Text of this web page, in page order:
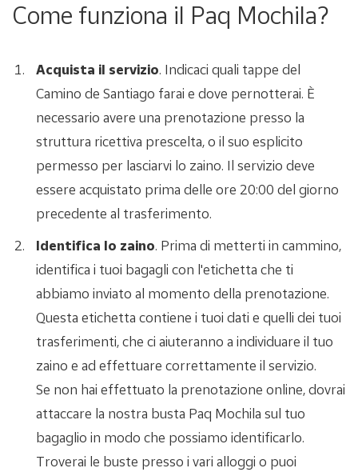
Come funziona il Paq Mochila?
Acquista il servizio. Indicaci quali tappe del
Camino de Santiago farai e dove pernotterai. È
necessario avere una prenotazione presso la
struttura ricettiva prescelta, o il suo esplicito
permesso per lasciarvi lo zaino. Il servizio deve
essere acquistato prima delle ore 20:00 del giorno
precedente al trasferimento.
Identifica lo zaino. Prima di metterti in cammino,
identifica i tuoi bagagli con l'etichetta che ti
abbiamo inviato al momento della prenotazione.
Questa etichetta contiene i tuoi dati e quelli dei tuoi
trasferimenti, che ci aiuteranno a individuare il tuo
zaino e ad effettuare correttamente il servizio.
Se non hai effettuato la prenotazione online, dovrai
attaccare la nostra busta Paq Mochila sul tuo
bagaglio in modo che possiamo identificarlo.
Troverai le buste presso i vari alloggi o puoi